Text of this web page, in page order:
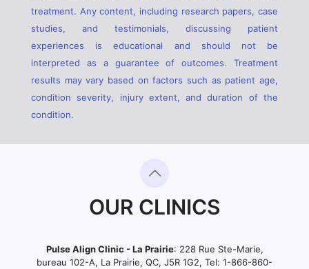
treatment. Any content, including research papers, case
studies, and testimonials, discussing patient
experiences is educational and should not be
interpreted as a guarantee of outcomes. Treatment
results may vary based on factors such as patient age,
condition severity, injury extent, and duration of the
condition.
OUR CLINICS
Pulse Align Clinic - La Prairie: 228 Rue Ste-Marie,
bureau 102-A, La Prairie, QC, J5R 1G2, Tel: 1-866-860-